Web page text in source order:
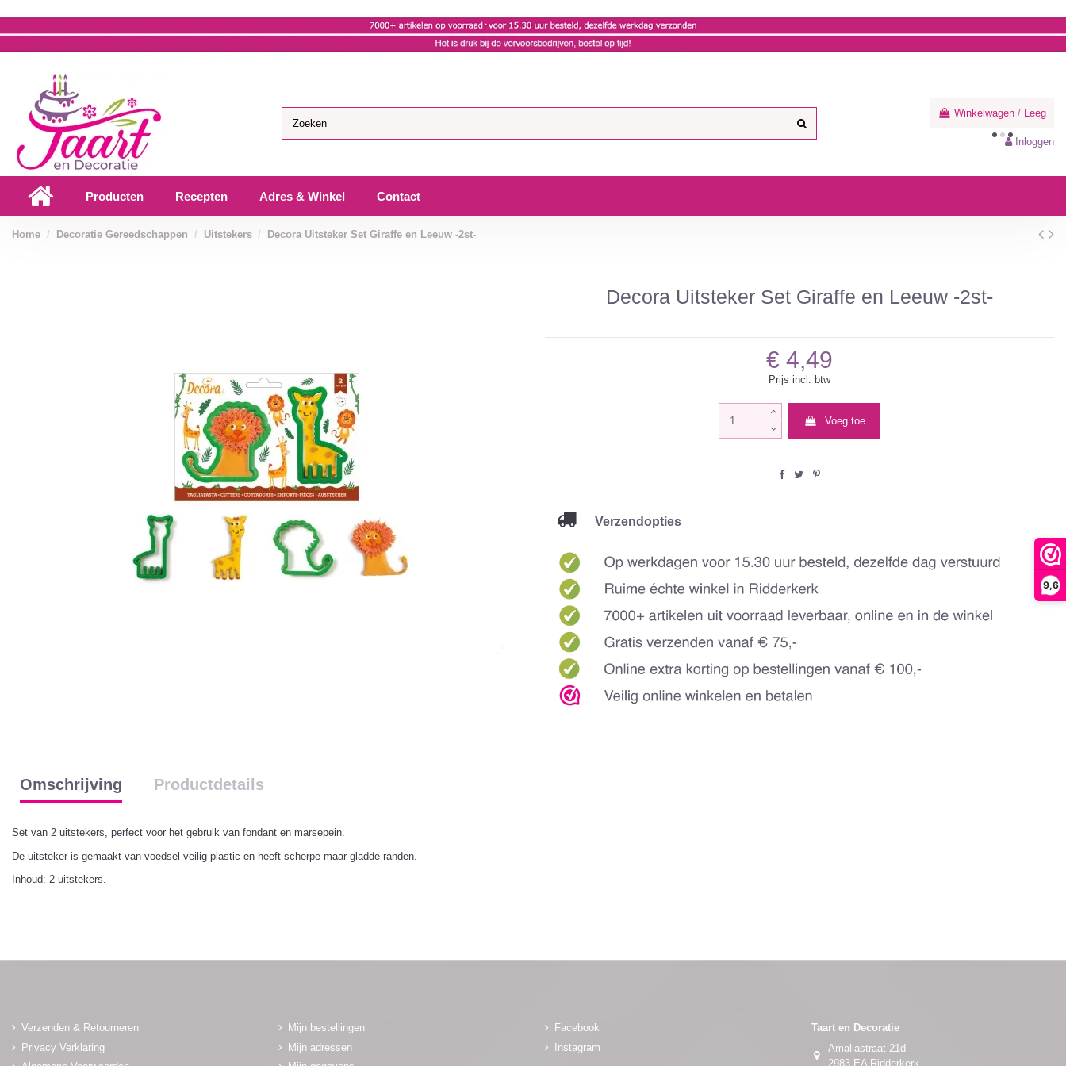
9,6
Winkelwagen / Leeg
Inloggen
Producten Recepten Adres & Winkel Contact
Home Decoratie Gereedschappen Uitstekers Decora Uitsteker Set Giraffe en Leeuw -2st-
Decora Uitsteker Set Giraffe en Leeuw -2st-
€ 4,49
Prijs incl. btw
Voeg toe
Verzendopties
Omschrijving Productdetails
Set van 2 uitstekers, perfect voor het gebruik van fondant en marsepein.
De uitsteker is gemaakt van voedsel veilig plastic en heeft scherpe maar gladde randen.
Inhoud: 2 uitstekers.
Verzenden & Retourneren
Privacy Verklaring
Mijn bestellingen
Mijn adressen
Facebook
Instagram
Taart en Decoratie
Amaliastraat 21d
2983 EA Ridderkerk